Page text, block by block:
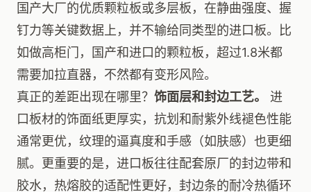
国产大厂的优质颗粒板或多层板，在静曲强度、握
钉力等关键数据上，并不输给同类型的进口板。比
如做高柜门，国产和进口的颗粒板，超过1.8米都
需要加拉直器，不然都有变形风险。
真正的差距出现在哪里？ 饰面层和封边工艺。
进
口板材的饰面纸更厚实，抗划和耐紫外线褪色性能
通常更优，纹理的逼真度和手感（如肤感）也更细
腻。更重要的是，进口板往往配套原厂的封边带和
胶水，热熔胶的适配性更好，封边条的耐冷热循环